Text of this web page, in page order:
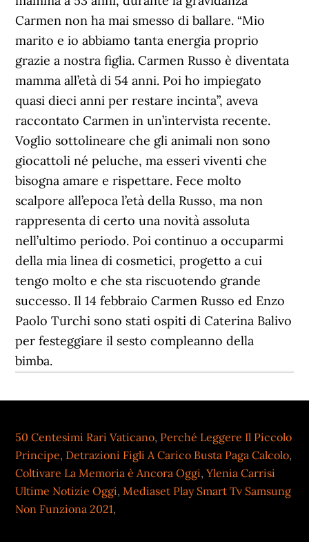
50 Centesimi Rari Vaticano, Perché Leggere Il Piccolo
Principe, Detrazioni Figli A Carico Busta Paga Calcolo,
Coltivare La Memoria è Ancora Oggi,Ylenia Carrisi
Ultime Notizie Oggi,Mediaset Play Smart Tv Samsung
Non Funziona 2021,